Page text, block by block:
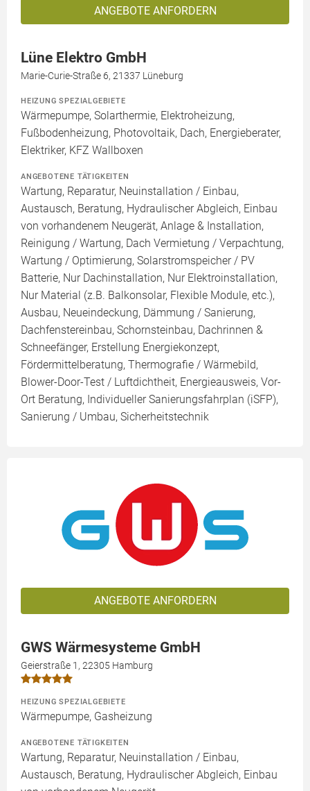
ANGEBOTE ANFORDERN
Lüne Elektro GmbH
Marie-Curie-Straße 6, 21337 Lüneburg
HEIZUNG SPEZIALGEBIETE
Wärmepumpe, Solarthermie, Elektroheizung,
Fußbodenheizung, Photovoltaik, Dach, Energieberater,
Elektriker, KFZ Wallboxen
ANGEBOTENE TÄTIGKEITEN
Wartung, Reparatur, Neuinstallation / Einbau,
Austausch, Beratung, Hydraulischer Abgleich, Einbau
von vorhandenem Neugerät, Anlage & Installation,
Reinigung / Wartung, Dach Vermietung / Verpachtung,
Wartung / Optimierung, Solarstromspeicher / PV
Batterie, Nur Dachinstallation, Nur Elektroinstallation,
Nur Material (z.B. Balkonsolar, Flexible Module, etc.),
Ausbau, Neueindeckung, Dämmung / Sanierung,
Dachfenstereinbau, Schornsteinbau, Dachrinnen &
Schneefänger, Erstellung Energiekonzept,
Fördermittelberatung, Thermografie / Wärmebild,
Blower-Door-Test / Luftdichtheit, Energieausweis, Vor-
Ort Beratung, Individueller Sanierungsfahrplan (iSFP),
Sanierung / Umbau, Sicherheitstechnik
ANGEBOTE ANFORDERN
GWS Wärmesysteme GmbH
Geierstraße 1, 22305 Hamburg
HEIZUNG SPEZIALGEBIETE
Wärmepumpe, Gasheizung
ANGEBOTENE TÄTIGKEITEN
Wartung, Reparatur, Neuinstallation / Einbau,
Austausch, Beratung, Hydraulischer Abgleich, Einbau